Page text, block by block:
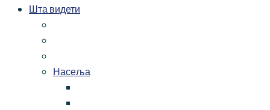
Шта видети
Насеља